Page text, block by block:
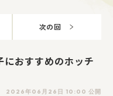
次の回
おすすめのホッチ
2026年06月26日 10:00 公開